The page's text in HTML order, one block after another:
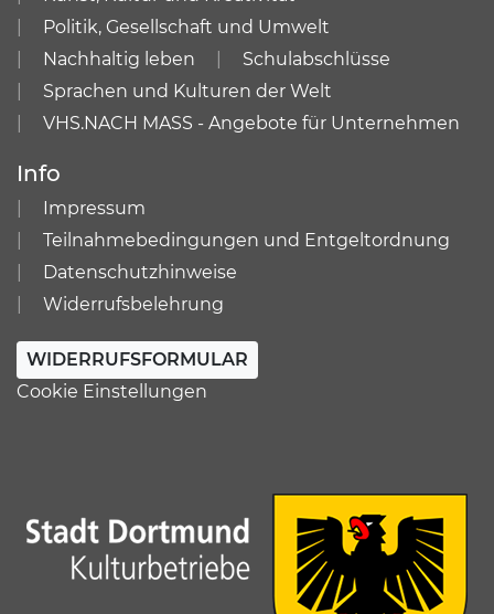
Politik, Gesellschaft und Umwelt
Nachhaltig leben
Schulabschlüsse
Sprachen und Kulturen der Welt
VHS.NACH MASS - Angebote für Unternehmen
Info
Impressum
Teilnahmebedingungen und Entgeltordnung
Datenschutzhinweise
Widerrufsbelehrung
WIDERRUFSFORMULAR
Cookie Einstellungen